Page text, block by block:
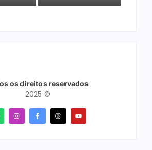
os direitos reservados
2025 ©